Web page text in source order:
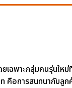
ฉพาะกลุ่มคนรุ่นใหม่
คือการสนทนากับลูก